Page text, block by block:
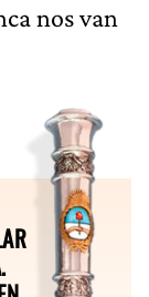
nos van